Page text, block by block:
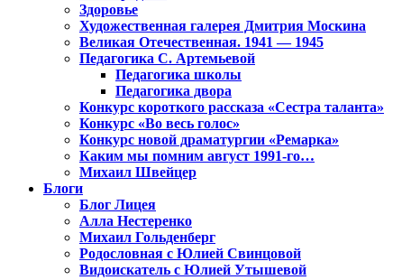
Здоровье
Художественная галерея Дмитрия Москина
Великая Отечественная. 1941 — 1945
Педагогика С. Артемьевой
Педагогика школы
Педагогика двора
Конкурс короткого рассказа «Сестра таланта»
Конкурс «Во весь голос»
Конкурс новой драматургии «Ремарка»
Каким мы помним август 1991-го…
Михаил Швейцер
Блоги
Блог Лицея
Алла Нестеренко
Михаил Гольденберг
Родословная с Юлией Свинцовой
Видоискатель с Юлией Утышевой